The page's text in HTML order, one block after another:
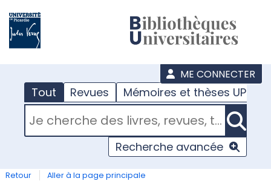
ME CONNECTER
Tout Revues Mémoires et thèses UPJV
RECHERCHER DANS "TOUT"
Recherche avancée
Retour Aller à la page principale